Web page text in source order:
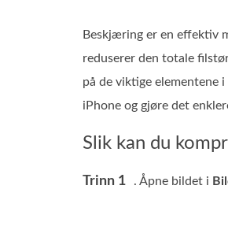
Beskjæring er en effektiv
reduserer den totale
på de viktige elementene
iPhone og gjøre det
Slik kan du
Trinn 1 . Åpne bildet i